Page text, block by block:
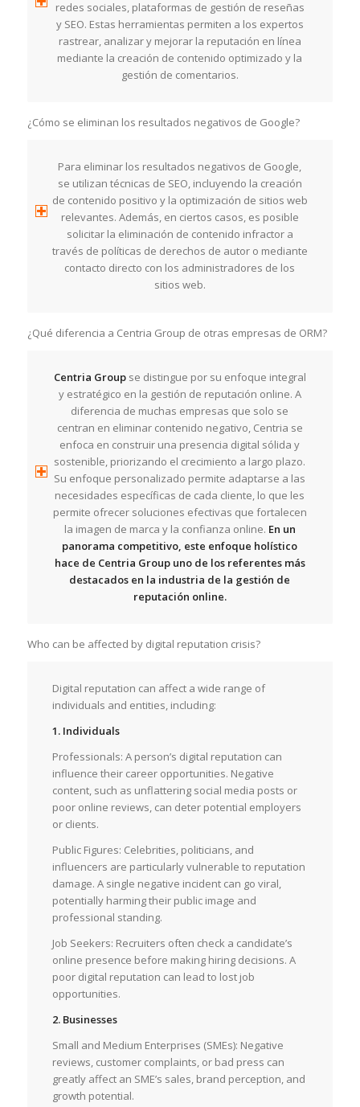
redes sociales, plataformas de gestión de reseñas
y SEO. Estas herramientas permiten a los expertos
rastrear, analizar y mejorar la reputación en línea
mediante la creación de contenido optimizado y la
gestión de comentarios.
¿Cómo se eliminan los resultados negativos de Google?
Para eliminar los resultados negativos de Google,
se utilizan técnicas de SEO, incluyendo la creación
de contenido positivo y la optimización de sitios web
relevantes. Además, en ciertos casos, es posible
solicitar la eliminación de contenido infractor a
través de políticas de derechos de autor o mediante
contacto directo con los administradores de los
sitios web.
¿Qué diferencia a Centria Group de otras empresas de ORM?
Centria Groupse distingue por su enfoque integral
y estratégico en la gestión de reputación online. A
diferencia de muchas empresas que solo se
centran en eliminar contenido negativo, Centria se
enfoca en construir una presencia digital sólida y
sostenible, priorizando el crecimiento a largo plazo.
Su enfoque personalizado permite adaptarse a las
necesidades específicas de cada cliente, lo que les
permite ofrecer soluciones efectivas que fortalecen
la imagen de marca y la confianza online. En un
panorama competitivo, este enfoque holístico
hace de Centria Group uno de los referentes más
destacados en la industria de la gestión de
reputación online.
Who can be affected by digital reputation crisis?
Digital reputation can affect a wide range of
individuals and entities, including:
1. Individuals
Professionals: A person’s digital reputation can
influence their career opportunities. Negative
content, such as unflattering social media posts or
poor online reviews, can deter potential employers
or clients.
Public Figures: Celebrities, politicians, and
influencers are particularly vulnerable to reputation
damage. A single negative incident can go viral,
potentially harming their public image and
professional standing.
Job Seekers: Recruiters often check a candidate’s
online presence before making hiring decisions. A
poor digital reputation can lead to lost job
opportunities.
2. Businesses
Small and Medium Enterprises (SMEs): Negative
reviews, customer complaints, or bad press can
greatly affect an SME’s sales, brand perception, and
growth potential.